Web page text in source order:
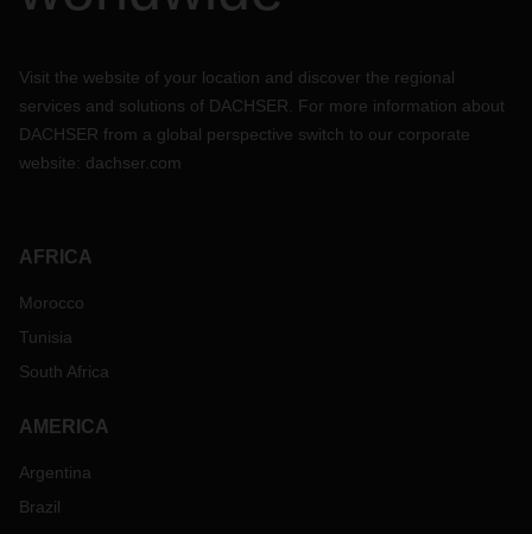
Visit the website of your location and discover the regional
services and solutions of DACHSER. For more information about
DACHSER from a global perspective switch to our corporate
website: dachser.com
AFRICA
Morocco
Tunisia
South Africa
AMERICA
Argentina
Brazil